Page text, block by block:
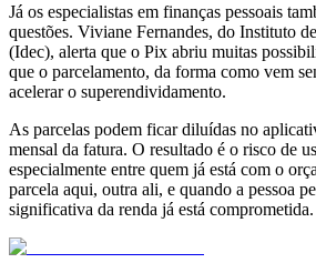
Já os especialistas em finanças pessoais
questões. Viviane Fernandes, do Instituto
(Idec), alerta que o Pix abriu muitas
que o parcelamento, da forma como vem
acelerar o superendividamento.
As parcelas podem ficar diluídas no
mensal da fatura. O resultado é o risco de
especialmente entre quem já está com o
parcela aqui, outra ali, e quando a pessoa
significativa da renda já está comprometida.